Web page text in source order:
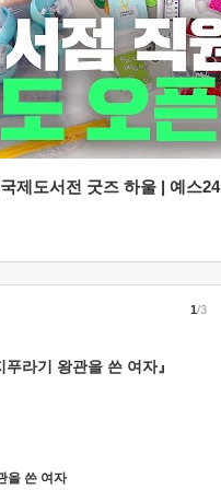
제도서전 굿즈 하울 | 예스24
푸라기 왕관을 쓴 여자』
을 쓴 여자
1/3